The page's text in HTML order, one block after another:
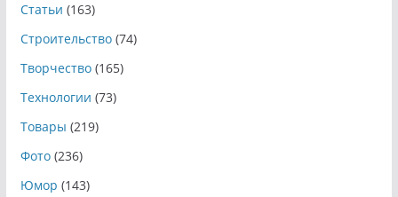
Статьи (163)
Строительство(74)
Творчество(165)
Технологии (73)
Товары (219)
Фото(236)
Юмор (143)